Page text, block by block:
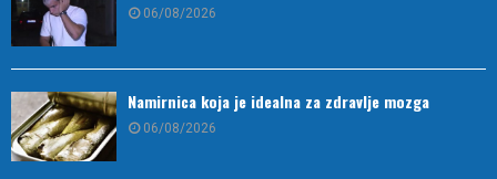
06/08/2026
Namirnica koja je idealna za zdravlje mozga
06/08/2026